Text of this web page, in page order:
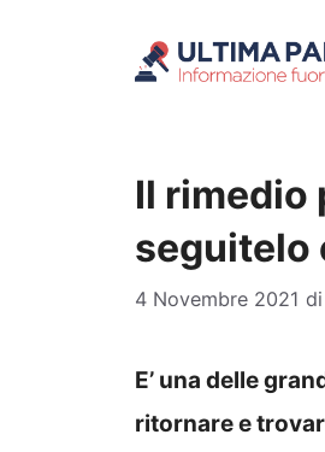
Il rimedio
seguitelo
4 Novembre 2021 di
E’ una delle
ritornare e